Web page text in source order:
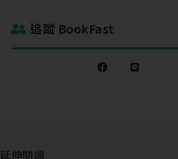
追蹤 BookFast
延伸閱讀